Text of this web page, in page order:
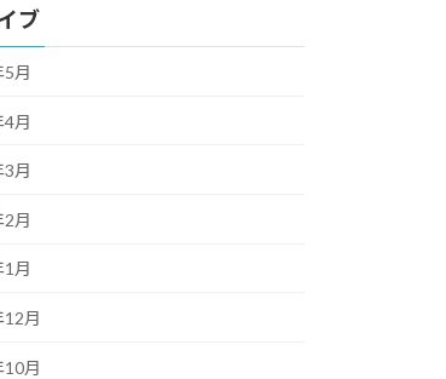
ブ
月
月
月
月
月
月
月